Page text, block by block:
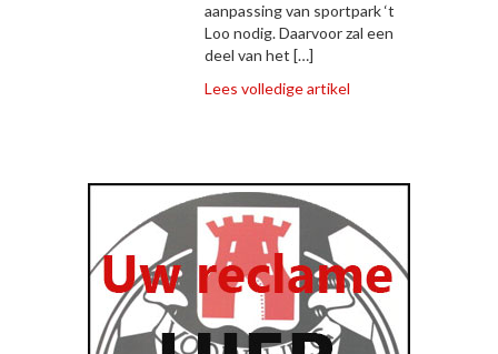
aanpassing van sportpark ‘t
Loo nodig. Daarvoor zal een
deel van het […]
Lees volledige artikel